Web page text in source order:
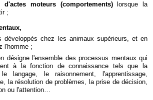
moteurs (comportements)lorsque la
;
développés chez les animaux supérieurs, et en
l'homme ;
désigne l'ensemble des processus mentaux qui
à la fonction de connaissance tels que la
langage, le raisonnement, l'apprentissage,
la résolution de problèmes, la prise de décision,
ou l'attention…